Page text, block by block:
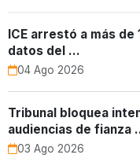
ICE arrestó a más
datos del …
04 Ago 2026
Tribunal bloquea
audiencias de fianza
03 Ago 2026